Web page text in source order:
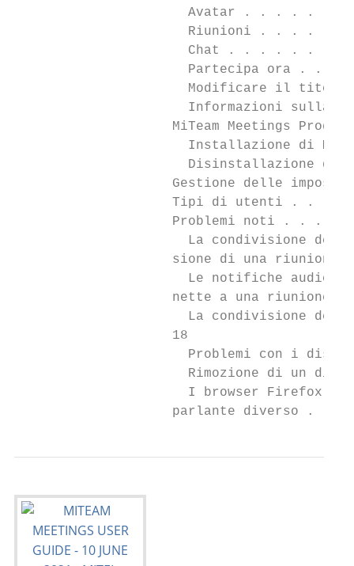
Avatar . . . . . .
Riunioni . . . . .
Chat . . . . . . .
Partecipa ora . . .
Modificare il
Informazioni sulla
MiTeam Meetings
Installazione di
Disinstallazione di
Gestione delle
Tipi di utenti . . .
Problemi noti . . . .
La condivisione
sione di una riunione
Le notifiche audio
nette a una riunione
La condivisione
                    18
Problemi con i
Rimozione di un
I browser Firefox e
parlante diverso . .